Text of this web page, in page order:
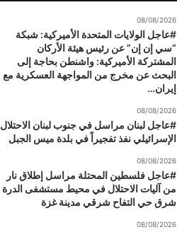
08/08/2026
#عاجل الولايات المتحدة الأميركية: شبكة
“سي إن إن” عن رئيس هيئة الأركان
المشتركة الأميركية: واشنطن بحاجة إلى
البحث عن مخرج من المواجهة العسكرية مع
إيران…
08/08/2026
#عاجل لبنان مراسل في جنوب لبنان الاحتلال
الإسرائيلي نفذ تفجيراً في بلدة ميس الجبل
08/08/2026
#عاجل فلسطين المحتلة مراسل إطلاق نار
من آليات الاحتلال في محيط مستشفى الدرة
شرق حي التفاح شرقي مدينة غزة
08/08/2026